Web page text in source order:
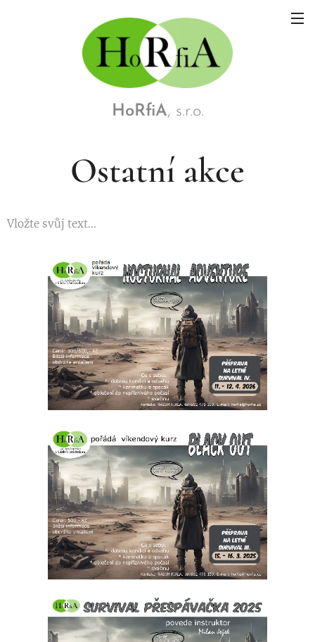
HoRfiA, s.r.o.
Ostatní akce
Vložte svůj text...